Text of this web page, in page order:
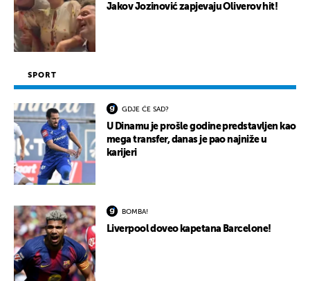
Jakov Jozinović zapjevaju Oliverov hit!
SPORT
GDJE ĆE SAD?
U Dinamu je prošle godine predstavljen kao
mega transfer, danas je pao najniže u
karijeri
BOMBA!
Liverpool doveo kapetana Barcelone!